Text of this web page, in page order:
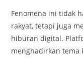
Fenomena ini tidak
rakyat, tetapi juga
hiburan digital.
menghadirkan tema